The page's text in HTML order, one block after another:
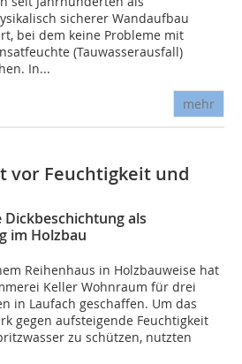
sicherer Wandaufbau
bei dem keine Probleme mit
(Tauwasserausfall)
In...
mehr
vor Feuchtigkeit und
als
im Holzbau
Reihenhaus in Holzbauweise hat
Keller Wohnraum für drei
in Laufach geschaffen. Um das
gegen aufsteigende Feuchtigkeit
zu schützen, nutzten